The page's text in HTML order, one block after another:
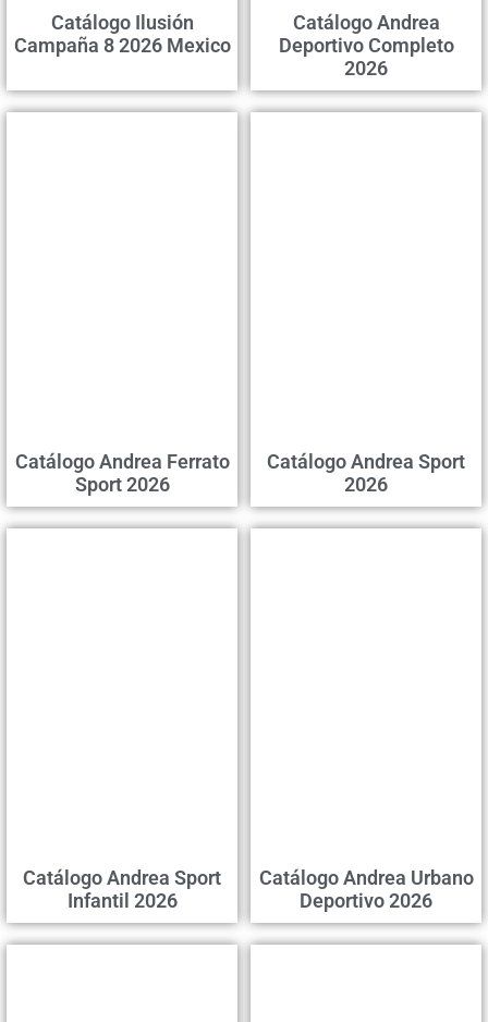
Catálogo Ilusión
Campaña 8 2026 Mexico
Catálogo Andrea
Deportivo Completo
2026
Catálogo Andrea Ferrato
Sport 2026
Catálogo Andrea Sport
2026
Catálogo Andrea Sport
Infantil 2026
Catálogo Andrea Urbano
Deportivo 2026